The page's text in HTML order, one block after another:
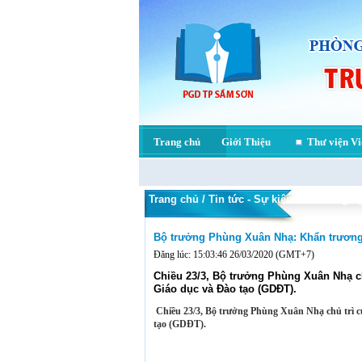
Trang chủ Giới Thiệu Thư viện
Trang chủ / Tin tức - Sự kiện / Tin trong
Bộ trưởng Phùng Xuân Nhạ: Khẩn
Đăng lúc: 15:03:46 26/03/2020 (GMT+7)
Chiều 23/3, Bộ trưởng Phùng Xuân Nhạ
Giáo dục và Đào tạo (GDĐT).
Chiều 23/3, Bộ trưởng Phùng Xuân Nhạ chủ trì
tạo (GDĐT).